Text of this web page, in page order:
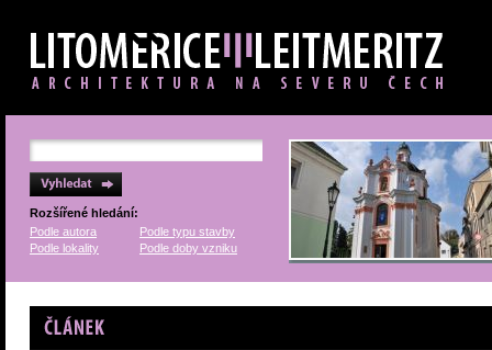
Rozšířené hledání:
Podle autora
Podle typu stavby
Podle lokality
Podle doby vzniku
Článek